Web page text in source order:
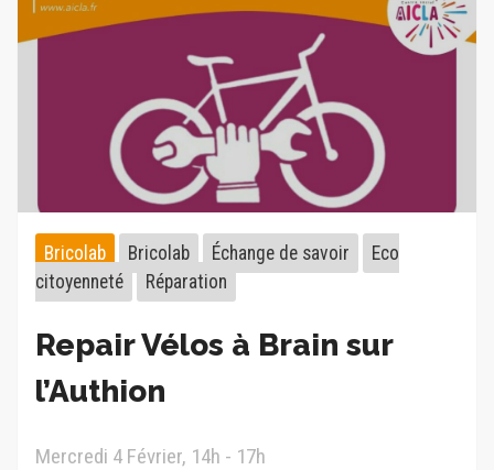
Bricolab Bricolab Échange de savoir
Eco
citoyenneté
Réparation
Repair Vélos à Brain sur
l’Authion
Mercredi 4 Février, 14h - 17h